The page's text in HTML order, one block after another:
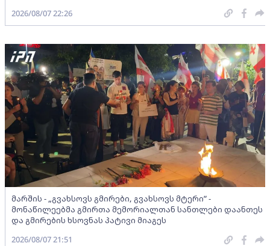
2026/08/07 22:26
მარშის - „გვახსოვს გმირები, გვახსოვს მტერი” -
მონაწილეებმა გმირთა მემორიალთან სანთლები დაანთეს
და გმირების ხსოვნას პატივი მიაგეს
2026/08/07 21:51